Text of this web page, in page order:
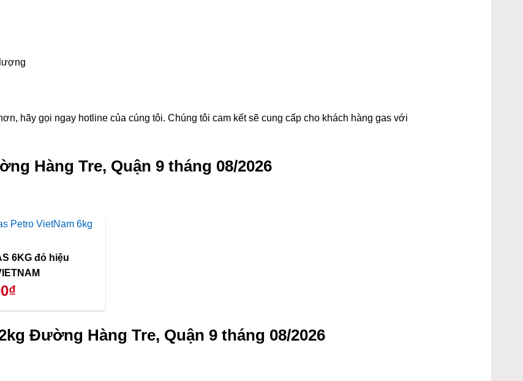
hãy gọi ngay hotline của cúng tôi. Chúng tôi cam kết sẽ cung cấp cho khách hàng gas với
Hàng Tre, Quận 9 tháng 08/2026
6KG đỏ hiệu
Đường Hàng Tre, Quận 9 tháng 08/2026